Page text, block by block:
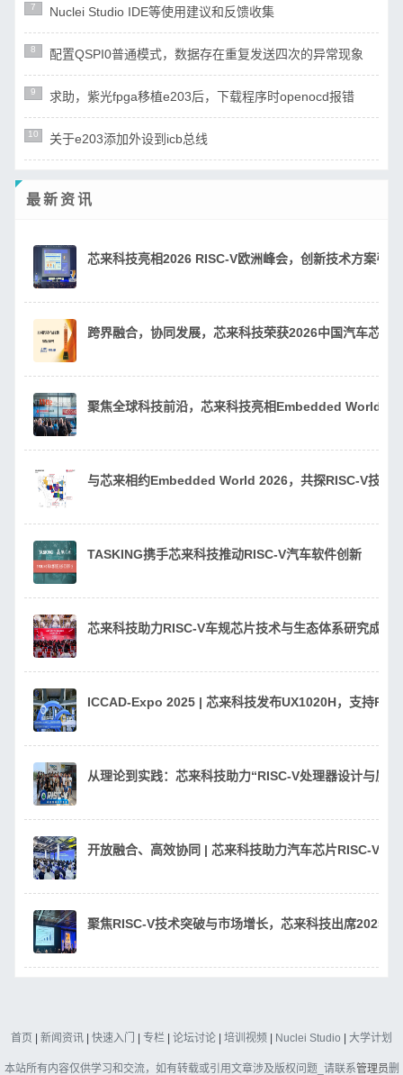
7 Nuclei Studio IDE等使用建议和反馈收集
8 配置QSPI0普通模式，数据存在重复发送四次的异常现象
9 求助，紫光fpga移植e203后，下载程序时openocd报错
10 关于e203添加外设到icb总线
最新资讯
芯来科技亮相2026 RISC-V欧洲峰会，创新技术方案引
跨界融合，协同发展，芯来科技荣获2026中国汽车芯片
聚焦全球科技前沿，芯来科技亮相Embedded World
与芯来相约Embedded World 2026，共探RISC-V技术
TASKING携手芯来科技推动RISC-V汽车软件创新
芯来科技助力RISC-V车规芯片技术与生态体系研究成果
ICCAD-Expo 2025 | 芯来科技发布UX1020H，支持
从理论到实践：芯来科技助力“RISC-V处理器设计与质
开放融合、高效协同 | 芯来科技助力汽车芯片RISC-V生
聚焦RISC-V技术突破与市场增长，芯来科技出席2025
首页 | 新闻资讯 | 快速入门 | 专栏 | 论坛讨论 | 培训视频 | Nuclei Studio | 大学计划
本站所有内容仅供学习和交流，如有转载或引用文章涉及版权问题_请联系管理员删